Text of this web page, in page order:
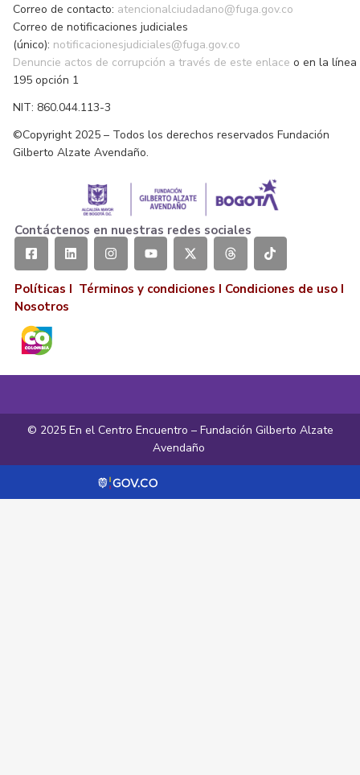
Correo de contacto: atencionalciudadano@fuga.gov.co
Correo de notificaciones judiciales
(único): notificacionesjudiciales@fuga.gov.co
Denuncie actos de corrupción a través de este enlace o en la línea
195 opción 1
NIT: 860.044.113-3
©Copyright 2025 – Todos los derechos reservados Fundación
Gilberto Alzate Avendaño.
Contáctenos en nuestras redes sociales
Políticas I Términos y condiciones I Condiciones de uso I
Nosotros
© 2025 En el Centro Encuentro – Fundación Gilberto Alzate
Avendaño